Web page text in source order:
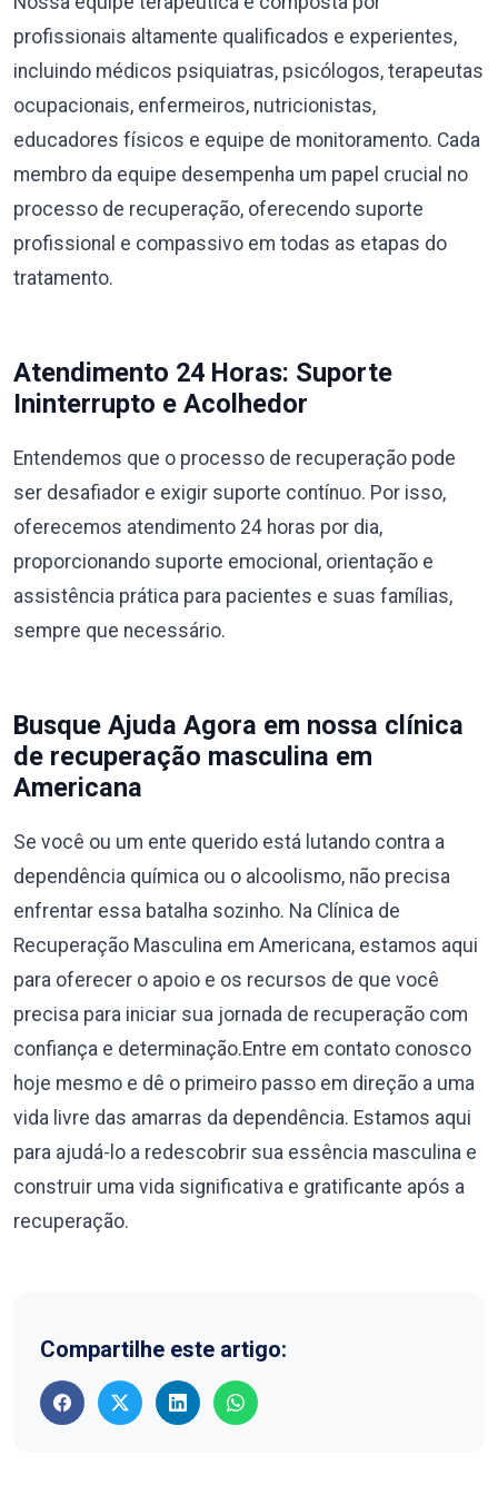
profissionais altamente qualificados e experientes,
incluindo médicos psiquiatras, psicólogos, terapeutas
ocupacionais, enfermeiros, nutricionistas,
educadores físicos e equipe de monitoramento. Cada
membro da equipe desempenha um papel crucial no
processo de recuperação, oferecendo suporte
profissional e compassivo em todas as etapas do
tratamento.
Atendimento 24 Horas: Suporte
Ininterrupto e Acolhedor
Entendemos que o processo de recuperação pode
ser desafiador e exigir suporte contínuo. Por isso,
oferecemos atendimento 24 horas por dia,
proporcionando suporte emocional, orientação e
assistência prática para pacientes e suas famílias,
sempre que necessário.
Busque Ajuda Agora em nossa clínica
de recuperação masculina em
Americana
Se você ou um ente querido está lutando contra a
dependência química ou o alcoolismo, não precisa
enfrentar essa batalha sozinho. Na Clínica de
Recuperação Masculina em Americana, estamos aqui
para oferecer o apoio e os recursos de que você
precisa para iniciar sua jornada de recuperação com
confiança e determinação.Entre em contato conosco
hoje mesmo e dê o primeiro passo em direção a uma
vida livre das amarras da dependência. Estamos aqui
para ajudá-lo a redescobrir sua essência masculina e
construir uma vida significativa e gratificante após a
recuperação.
Compartilhe este artigo: